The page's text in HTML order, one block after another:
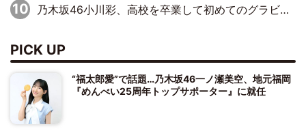
乃木坂46小川彩、高校を卒業して初めてのグラビア「大人になった感じがしました(笑)」
PICK UP
“福太郎愛”で話題…乃木坂46一ノ瀬美空、地元福岡
『めんべい25周年トップサポーター』に就任